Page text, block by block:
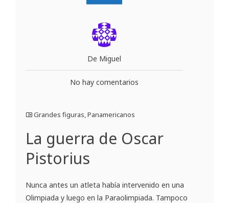
De Miguel
No hay comentarios
Grandes figuras,Panamericanos
La guerra de Oscar
Pistorius
Nunca antes un atleta había intervenido en una
Olimpiada y luego en la Paraolimpiada. Tampoco